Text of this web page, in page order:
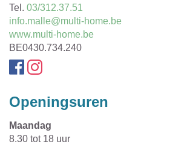
Tel. 03/312.37.51
E-
mail
info.malle@multi-home.be
Website
www.multi-home.be
Ondernemingsnummer
BE0430.734.240
Facebook
Instagram
Openingsuren
maandag
8.30 tot 18 uur